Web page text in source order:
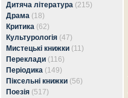
Дитяча література (215)
Драма (18)
Критика (62)
Культурологія (47)
Мистецькі книжки (11)
Переклади (116)
Періодика (149)
Піксельні книжки (56)
Поезія (517)